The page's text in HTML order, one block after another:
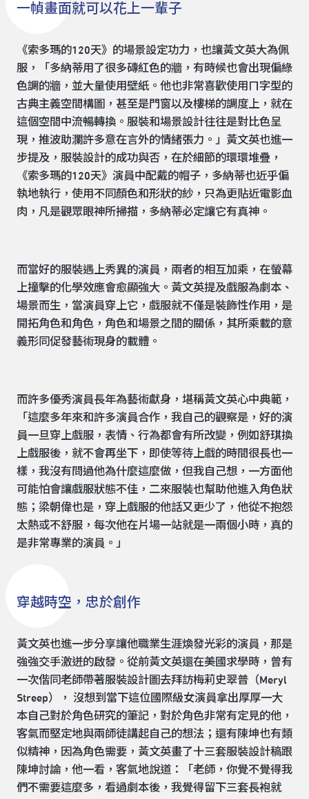
一幀畫面就可以花上一輩子
《索多瑪的120天》的場景設定功力，也讓黃文英大為佩
服，「多納蒂用了很多磚紅色的牆，有時候也會出現偏綠
色調的牆，並大量使用壁紙。他也非常喜歡使用ㄇ字型的
古典主義空間構圖，甚至是門窗以及樓梯的調度上，就在
這個空間中流暢轉換。服裝和場景設計往往是對比色呈
現，推波助瀾許多意在言外的情緒張力。」黃文英也進一
步提及，服裝設計的成功與否，在於細節的環環堆疊，
《索多瑪的120天》演員中配戴的帽子，多納蒂也近乎偏
執地執行，使用不同顏色和形狀的紗，只為更貼近電影血
肉，凡是觀眾眼神所掃描，多納蒂必定讓它有真神。
而當好的服裝遇上秀異的演員，兩者的相互加乘，在螢幕
上撞擊的化學效應會愈顯強大。黃文英提及戲服為劇本、
場景而生，當演員穿上它，戲服就不僅是裝飾性作用，是
開拓角色和角色，角色和場景之間的關係，其所乘載的意
義形同促發藝術現身的載體。
而許多優秀演員長年為藝術獻身，堪稱黃文英心中典範，
「這麼多年來和許多演員合作，我自己的觀察是，好的演
員一旦穿上戲服，表情、行為都會有所改變，例如舒琪換
上戲服後，就不會再坐下，即使等待上戲的時間很長也一
樣，我沒有問過他為什麼這麼做，但我自己想，一方面他
可能怕會讓戲服狀態不佳，二來服裝也幫助他進入角色狀
態；梁朝偉也是，穿上戲服的他話又更少了，他從不抱怨
太熱或不舒服，每次他在片場一站就是一兩個小時，真的
是非常專業的演員。」
穿越時空，忠於創作
黃文英也進一步分享讓他職業生涯煥發光彩的演員，那是
強強交手激迸的啟發。從前黃文英還在美國求學時，曾有
一次偕同老師帶著服裝設計圖去拜訪梅莉史翠普（Meryl
Streep）， 沒想到當下這位國際級女演員拿出厚厚一大
本自己對於角色研究的筆記，對於角色非常有定見的他，
客氣而堅定地與兩師徒講起自己的想法；還有陳坤也有類
似精神，因為角色需要，黃文英畫了十三套服裝設計稿跟
陳坤討論，他一看，客氣地說道：「老師，你覺不覺得我
們不需要這麼多，看過劇本後，我覺得留下三套長袍就